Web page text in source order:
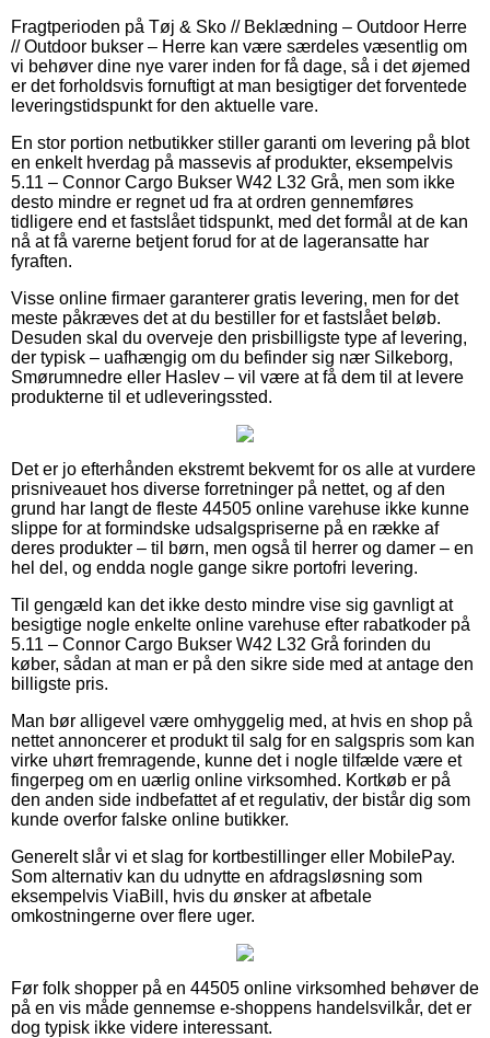
Fragtperioden på Tøj & Sko // Beklædning – Outdoor Herre
// Outdoor bukser – Herre kan være særdeles væsentlig om
vi behøver dine nye varer inden for få dage, så i det øjemed
er det forholdsvis fornuftigt at man besigtiger det forventede
leveringstidspunkt for den aktuelle vare.
En stor portion netbutikker stiller garanti om levering på blot
en enkelt hverdag på massevis af produkter, eksempelvis
5.11 – Connor Cargo Bukser W42 L32 Grå, men som ikke
desto mindre er regnet ud fra at ordren gennemføres
tidligere end et fastslået tidspunkt, med det formål at de kan
nå at få varerne betjent forud for at de lageransatte har
fyraften.
Visse online firmaer garanterer gratis levering, men for det
meste påkræves det at du bestiller for et fastslået beløb.
Desuden skal du overveje den prisbilligste type af levering,
der typisk – uafhængig om du befinder sig nær Silkeborg,
Smørumnedre eller Haslev – vil være at få dem til at levere
produkterne til et udleveringssted.
Det er jo efterhånden ekstremt bekvemt for os alle at vurdere
prisniveauet hos diverse forretninger på nettet, og af den
grund har langt de fleste 44505 online varehuse ikke kunne
slippe for at formindske udsalgspriserne på en række af
deres produkter – til børn, men også til herrer og damer – en
hel del, og endda nogle gange sikre portofri levering.
Til gengæld kan det ikke desto mindre vise sig gavnligt at
besigtige nogle enkelte online varehuse efter rabatkoder på
5.11 – Connor Cargo Bukser W42 L32 Grå forinden du
køber, sådan at man er på den sikre side med at antage den
billigste pris.
Man bør alligevel være omhyggelig med, at hvis en shop på
nettet annoncerer et produkt til salg for en salgspris som kan
virke uhørt fremragende, kunne det i nogle tilfælde være et
fingerpeg om en uærlig online virksomhed. Kortkøb er på
den anden side indbefattet af et regulativ, der bistår dig som
kunde overfor falske online butikker.
Generelt slår vi et slag for kortbestillinger eller MobilePay.
Som alternativ kan du udnytte en afdragsløsning som
eksempelvis ViaBill, hvis du ønsker at afbetale
omkostningerne over flere uger.
Før folk shopper på en 44505 online virksomhed behøver de
på en vis måde gennemse e-shoppens handelsvilkår, det er
dog typisk ikke videre interessant.